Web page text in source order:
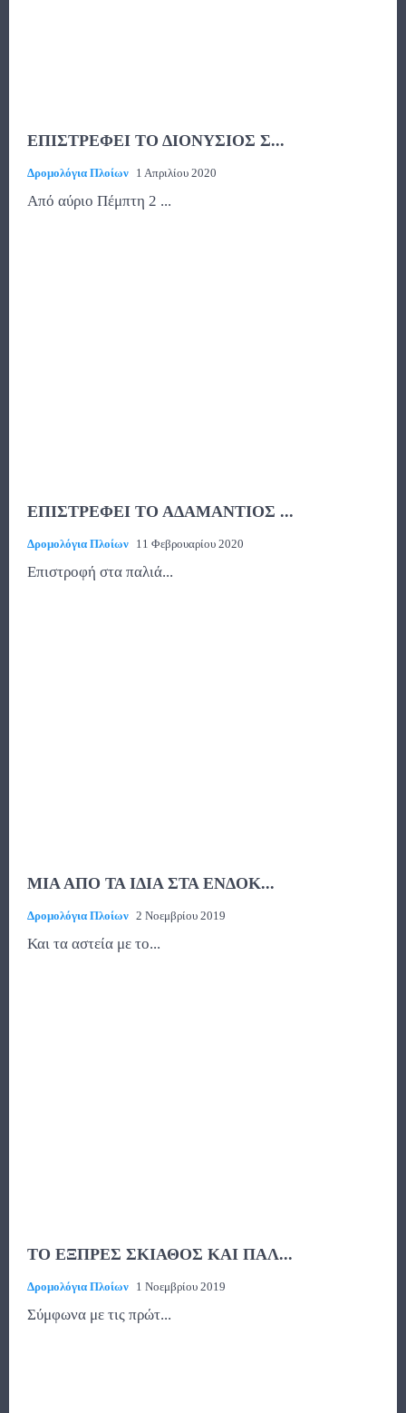
ΕΠΙΣΤΡΕΦΕΙ ΤΟ ΔΙΟΝΥΣΙΟΣ Σ...
Δρομολόγια Πλοίων 1 Απριλίου 2020
Από αύριο Πέμπτη 2 ...
ΕΠΙΣΤΡΕΦΕΙ ΤΟ ΑΔΑΜΑΝΤΙΟΣ ...
Δρομολόγια Πλοίων 11 Φεβρουαρίου 2020
Επιστροφή στα παλιά...
ΜΙΑ ΑΠΟ ΤΑ ΙΔΙΑ ΣΤΑ ΕΝΔΟΚ...
Δρομολόγια Πλοίων 2 Νοεμβρίου 2019
Και τα αστεία με το...
ΤΟ ΕΞΠΡΕΣ ΣΚΙΑΘΟΣ ΚΑΙ ΠΑΛ...
Δρομολόγια Πλοίων 1 Νοεμβρίου 2019
Σύμφωνα με τις πρώτ...